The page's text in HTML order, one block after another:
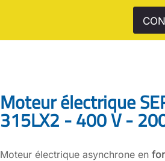
Moteur électrique
315LX2 - 400 V -
Moteur électrique asynchrone en